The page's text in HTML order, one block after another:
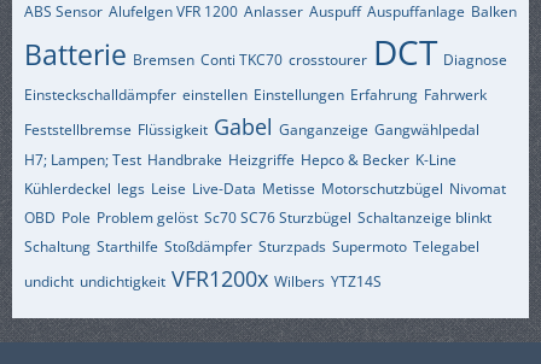
ABS Sensor Alufelgen VFR 1200 Anlasser Auspuff Auspuffanlage Balken
Batterie Bremsen Conti TKC70 crosstourer DCT Diagnose
Einsteckschalldämpfer einstellen Einstellungen Erfahrung Fahrwerk
Feststellbremse Flüssigkeit Gabel Ganganzeige Gangwählpedal
H7; Lampen; Test Handbrake Heizgriffe Hepco & Becker K-Line
Kühlerdeckel legs Leise Live-Data Metisse Motorschutzbügel Nivomat
OBD Pole Problem gelöst Sc70 SC76 Sturzbügel Schaltanzeige blinkt
Schaltung Starthilfe Stoßdämpfer Sturzpads Supermoto Telegabel
undicht undichtigkeit VFR1200x Wilbers YTZ14S